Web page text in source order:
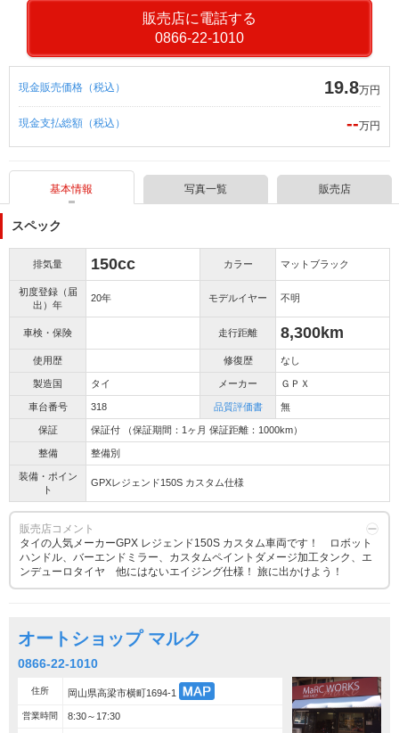
販売店に電話する
0866-22-1010
現金販売価格（税込） 19.8万円
現金支払総額（税込） --万円
基本情報 写真一覧 販売店
スペック
排気量 150cc カラー マットブラック
初度登録（届
出）年
20年 モデルイヤー 不明
車検・保険 走行距離 8,300km
使用歴 修復歴 なし
製造国 タイ メーカー ＧＰＸ
車台番号 318 品質評価書 無
保証 保証付 （保証期間：1ヶ月 保証距離：1000km）
整備 整備別
装備・ポイン
ト
GPXレジェンド150S カスタム仕様
販売店コメント
タイの人気メーカーGPX レジェンド150S カスタム車両です！ ロボット
ハンドル、バーエンドミラー、カスタムペイントダメージ加工タンク、エ
ンデューロタイヤ 他にはないエイジング仕様！ 旅に出かけよう！
オートショップ マルク
0866-22-1010
住所 岡山県高梁市横町1694-1
営業時間 8:30～17:30